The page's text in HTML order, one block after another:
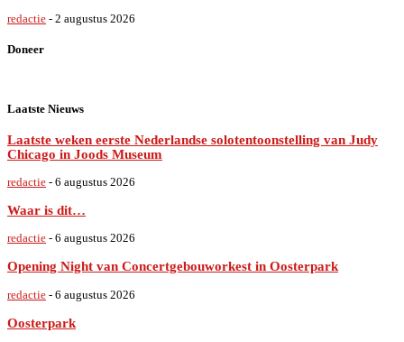
redactie - 2 augustus 2026
Doneer
Laatste Nieuws
Laatste weken eerste Nederlandse solotentoonstelling van Judy
Chicago in Joods Museum
redactie - 6 augustus 2026
Waar is dit…
redactie - 6 augustus 2026
Opening Night van Concertgebouworkest in Oosterpark
redactie - 6 augustus 2026
Oosterpark